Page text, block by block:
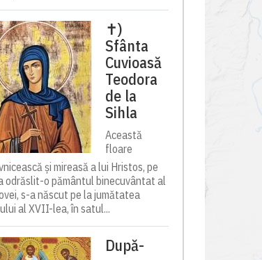
✝)
Sfânta
Cuvioasă
Teodora
de la
Sihla
Această
floare
și mireasă a lui Hristos, pe
odrăslit-o pământul binecuvântat al
s-a născut pe la jumătatea
al XVII-lea, în satul...
După-